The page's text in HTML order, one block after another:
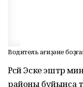
Водитель ҡағиҙәне
Рәсәй Эске эштәр
районы буйынса